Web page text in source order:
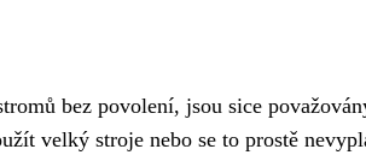
bez povolení, jsou sice
velký stroje nebo se to prostě